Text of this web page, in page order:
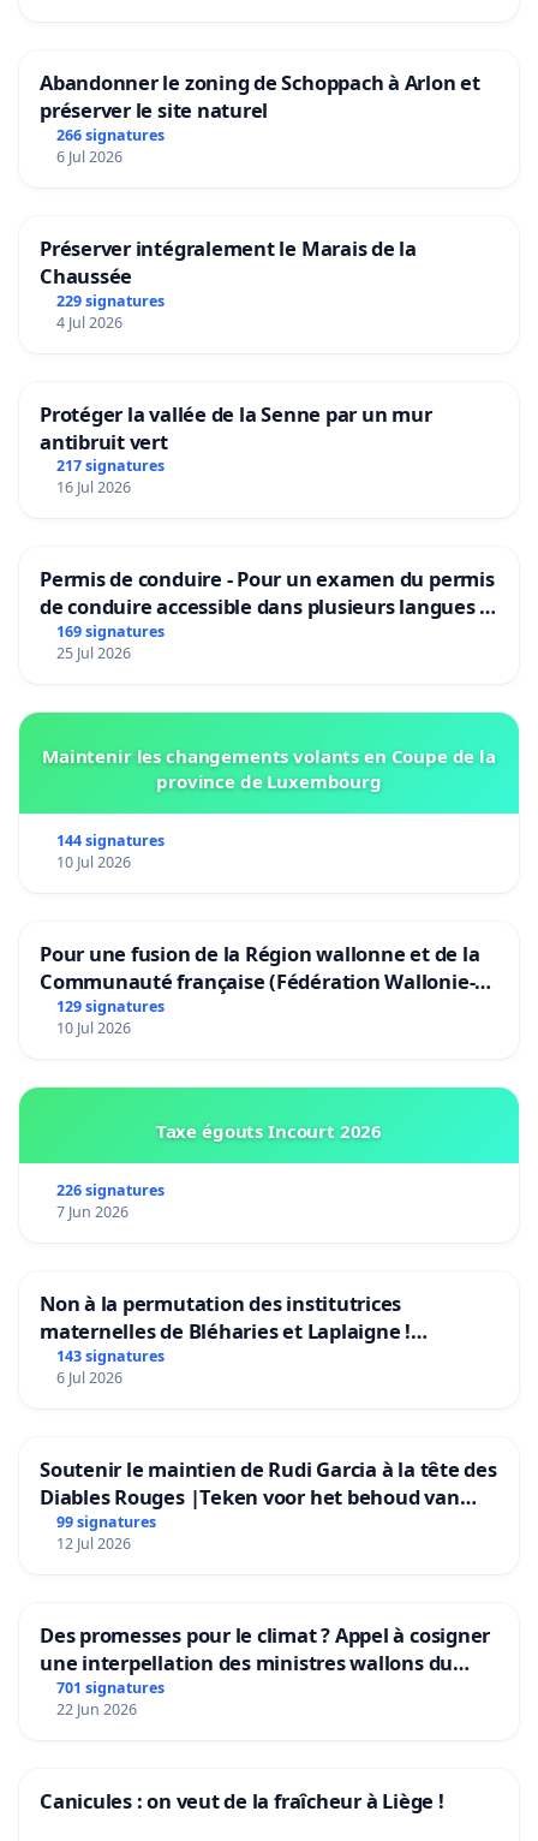
-Eva Delville (student, Gent)
Abandonner le zoning de Schoppach à Arlon et
préserver le site naturel
266 signatures
6 Jul 2026
Préserver intégralement le Marais de la
Chaussée
229 signatures
4 Jul 2026
Protéger la vallée de la Senne par un mur
antibruit vert
217 signatures
16 Jul 2026
Permis de conduire - Pour un examen du permis
de conduire accessible dans plusieurs langues à
Bruxelles
169 signatures
25 Jul 2026
Maintenir les changements volants en Coupe de la
province de Luxembourg
144 signatures
10 Jul 2026
Pour une fusion de la Région wallonne et de la
Communauté française (Fédération Wallonie-
Bruxelles)
129 signatures
10 Jul 2026
Taxe égouts Incourt 2026
226 signatures
7 Jun 2026
Non à la permutation des institutrices
maternelles de Bléharies et Laplaigne !
Préservons la stabilité de nos enfants.
143 signatures
6 Jul 2026
Soutenir le maintien de Rudi Garcia à la tête des
Diables Rouges |Teken voor het behoud van
Rudi Garcia als bondscoach
99 signatures
12 Jul 2026
Des promesses pour le climat ? Appel à cosigner
une interpellation des ministres wallons du
climat et de l’environnement.
701 signatures
22 Jun 2026
Canicules : on veut de la fraîcheur à Liège !